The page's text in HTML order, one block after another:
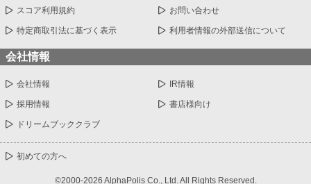
スコア利用規約 お問い合わせ
特定商取引法に基づく表示 利用者情報の外部送信について
会社情報
会社情報 IR情報
採用情報 書店様向け
ドリームブッククラブ
初めての方へ
©2000-2026 AlphaPolis Co., Ltd. All Rights Reserved.